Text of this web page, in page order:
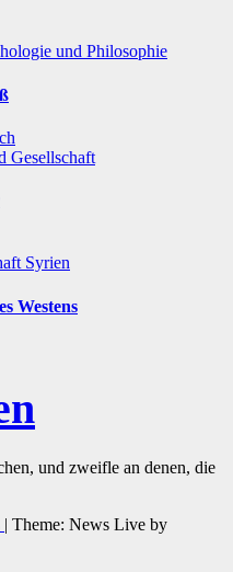
und Philosophie
Gesellschaft
Syrien
Westens
und zweifle an denen, die
| Theme: News Live by